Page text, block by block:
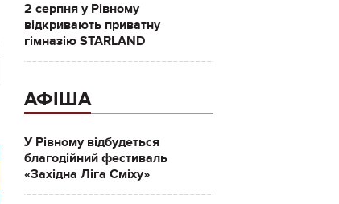
2 серпня у Рівному
відкривають приватну
гімназію STARLAND
АФІША
У Рівному відбудеться
благодійний фестиваль
«Західна Ліга Сміху»